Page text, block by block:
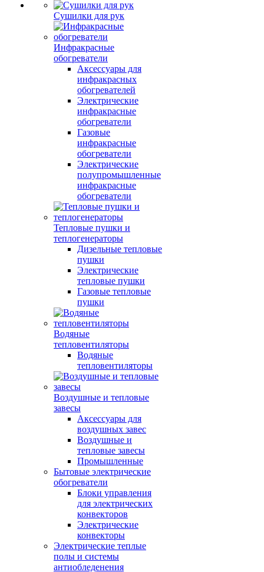
Сушилки для рук
Инфракрасные
обогреватели
Аксессуары для
инфракрасных
обогревателей
Электрические
инфракрасные
обогреватели
Газовые
инфракрасные
обогреватели
Электрические
полупромышленные
инфракрасные
обогреватели
Тепловые пушки и
теплогенераторы
Дизельные тепловые
пушки
Электрические
тепловые пушки
Газовые тепловые
пушки
Водяные
тепловентиляторы
Водяные
тепловентиляторы
Воздушные и тепловые
завесы
Аксессуары для
воздушных завес
Воздушные и
тепловые завесы
Промышленные
Бытовые электрические
обогреватели
Блоки управления
для электрических
конвекторов
Электрические
конвекторы
Электрические теплые
полы и системы
антиобледенения